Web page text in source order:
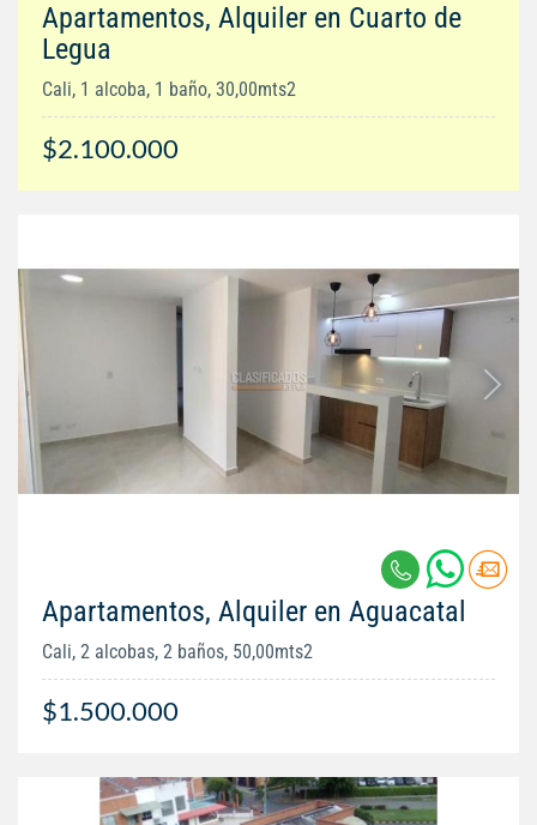
Apartamentos, Alquiler en Cuarto de
Legua
Cali, 1 alcoba, 1 baño, 30,00mts2
$2.100.000
Apartamentos, Alquiler en Aguacatal
Cali, 2 alcobas, 2 baños, 50,00mts2
$1.500.000